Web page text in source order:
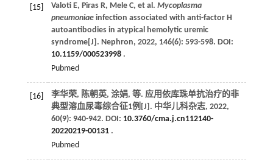
[15] Valoti E, Piras R, Mele C, et al . Mycoplasma
pneumoniaeinfection associated with anti-factor H
autoantibodies in atypical hemolytic uremic
syndrome[J]. Nephron, 2022, 146(6): 593-598. DOI:
10.1159/000523998.
Pubmed
[16] 李华荣, 陈朝英, 涂娟, 等. 应用依库珠单抗治疗的非
典型溶血尿毒综合征1例[J]. 中华儿科杂志, 2022,
60(9): 940-942. DOI: 10.3760/cma.j.cn112140-
20220219-00131.
Pubmed